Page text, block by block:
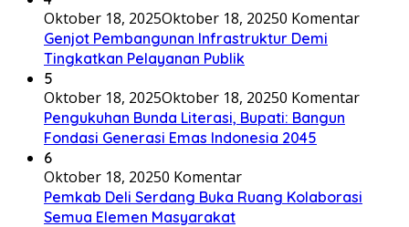
Oktober 18, 2025Oktober 18, 20250 Komentar
Genjot Pembangunan Infrastruktur Demi
Tingkatkan Pelayanan Publik
5
Oktober 18, 2025Oktober 18, 20250 Komentar
Pengukuhan Bunda Literasi, Bupati: Bangun
Fondasi Generasi Emas Indonesia 2045
6
Oktober 18, 20250 Komentar
Pemkab Deli Serdang Buka Ruang Kolaborasi
Semua Elemen Masyarakat